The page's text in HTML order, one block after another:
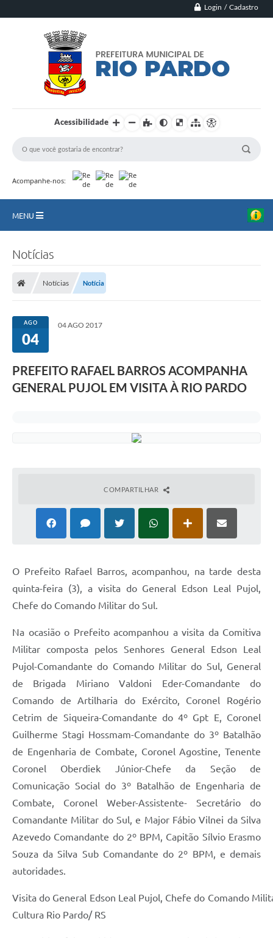
Login / Cadastro
Acessibilidade
Acompanhe-nos:
MENU
ACESSO À INFORMAÇÃO
Publicações Oficiais
Notícias
Serviços ao Cidadão
Arquivos para Download
Secretarias
Contas Públicas
Legislação
Editais
Links
Telefones Úteis
Transparência
Notícias
Notícias Notícia
AGO
04
04 AGO 2017
PREFEITO RAFAEL BARROS ACOMPANHA
GENERAL PUJOL EM VISITA À RIO PARDO
COMPARTILHAR
O Prefeito Rafael Barros, acompanhou, na tarde desta
quinta-feira (3), a visita do General Edson Leal Pujol,
Chefe do Comando Militar do Sul.
Na ocasião o Prefeito acompanhou a visita da Comitiva
Militar composta pelos Senhores General Edson Leal
Pujol-Comandante do Comando Militar do Sul, General
de Brigada Miriano Valdoni Eder-Comandante do
Comando de Artilharia do Exército, Coronel Rogério
Cetrim de Siqueira-Comandante do 4º Gpt E, Coronel
Guilherme Stagi Hossmam-Comandante do 3º Batalhão
de Engenharia de Combate, Coronel Agostine, Tenente
Coronel Oberdiek Júnior-Chefe da Seção de
Comunicação Social do 3º Batalhão de Engenharia de
Combate, Coronel Weber-Assistente- Secretário do
Comandante Militar do Sul, e Major Fábio Vilnei da Silva
Azevedo Comandante do 2º BPM, Capitão Sílvio Erasmo
Souza da Silva Sub Comandante do 2º BPM, e demais
autoridades.
Visita do General Edson Leal Pujol, Chefe do Comando
Cultura Rio Pardo/ RS